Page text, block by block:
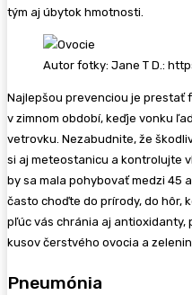
tým aj úbytok hmotnosti.
Autor fotky: Jane T D.:
Najlepšou prevenciou je prestať
v zimnom období, keďje vonku
vetrovku. Nezabudnite, že
si aj meteostanicu a kontrolujte
by sa mala pohybovať medzi 45
často choďte do prírody, do hôr,
pľúc vás chránia aj
kusov čerstvého ovocia a
Pneumónia